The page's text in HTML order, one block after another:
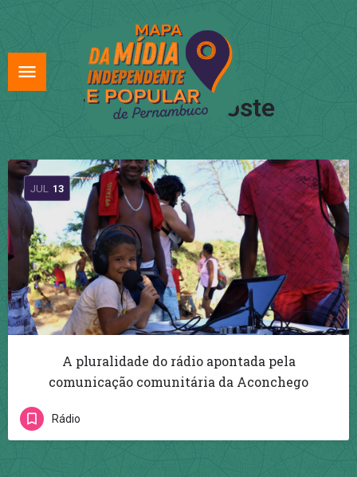
Tag:Rádio Poste
JUL 13
A pluralidade do rádio apontada pela
comunicação comunitária da Aconchego
Rádio